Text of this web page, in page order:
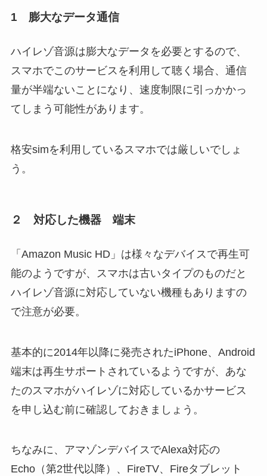
1 膨大なデータ通信
ハイレゾ音源は膨大なデータを必要とするので、
スマホでこのサービスを利用して聴く場合、通信
量が半端ないことになり、速度制限に引っかかっ
てしまう可能性があります。
格安simを利用しているスマホでは厳しいでしょ
う。
２ 対応した機器 端末
「Amazon Music HD」は様々なデバイスで再生可
能のようですが、スマホは古いタイプのものだと
ハイレゾ音源に対応していない機種もありますの
で注意が必要。
基本的に2014年以降に発売されたiPhone、Android
端末は再生サポートされているようですが、あな
たのスマホがハイレゾに対応しているかサービス
を申し込む前に確認しておきましょう。
ちなみに、アマゾンデバイスでAlexa対応の
Echo（第2世代以降）、FireTV、Fireタブレット